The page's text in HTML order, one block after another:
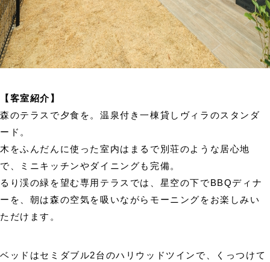
【客室紹介】
森のテラスで夕食を。温泉付き一棟貸しヴィラのスタンダ
ード。
木をふんだんに使った室内はまるで別荘のような居心地
で、ミニキッチンやダイニングも完備。
るり渓の緑を望む専用テラスでは、星空の下でBBQディナ
ーを、朝は森の空気を吸いながらモーニングをお楽しみい
ただけます。
ベッドはセミダブル2台のハリウッドツインで、くっつけて